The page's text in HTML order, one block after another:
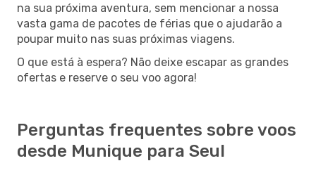
na sua próxima aventura, sem mencionar a nossa
vasta gama de pacotes de férias que o ajudarão a
poupar muito nas suas próximas viagens.
O que está à espera? Não deixe escapar as grandes
ofertas e reserve o seu voo agora!
Perguntas frequentes sobre voos
desde Munique para Seul